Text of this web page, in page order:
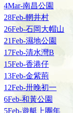
4Mar-南昌公園
28Feb-輞井村
26Feb-石岡大帽山
21Feb-濕地公園
17Feb-清水灣B
15Feb-香港仔
13Feb-金紫荊
12Feb-卅晚初一
6Feb-和黃公園
5Feb-遊艇上團年